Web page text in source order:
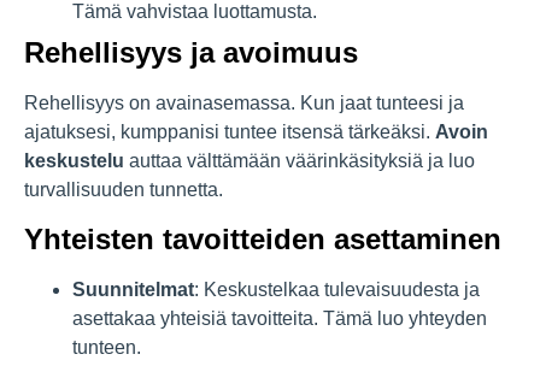
Tämä vahvistaa luottamusta.
Rehellisyys ja avoimuus
Rehellisyys on avainasemassa. Kun jaat tunteesi ja
ajatuksesi, kumppanisi tuntee itsensä tärkeäksi. Avoin
keskustelu auttaa välttämään väärinkäsityksiä ja luo
turvallisuuden tunnetta.
Yhteisten tavoitteiden asettaminen
Suunnitelmat: Keskustelkaa tulevaisuudesta ja
asettakaa yhteisiä tavoitteita. Tämä luo yhteyden
tunteen.